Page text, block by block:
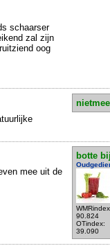
schaarser
zal zijn
oog
botte
90.824
OTindex:
39.090
mee uit de